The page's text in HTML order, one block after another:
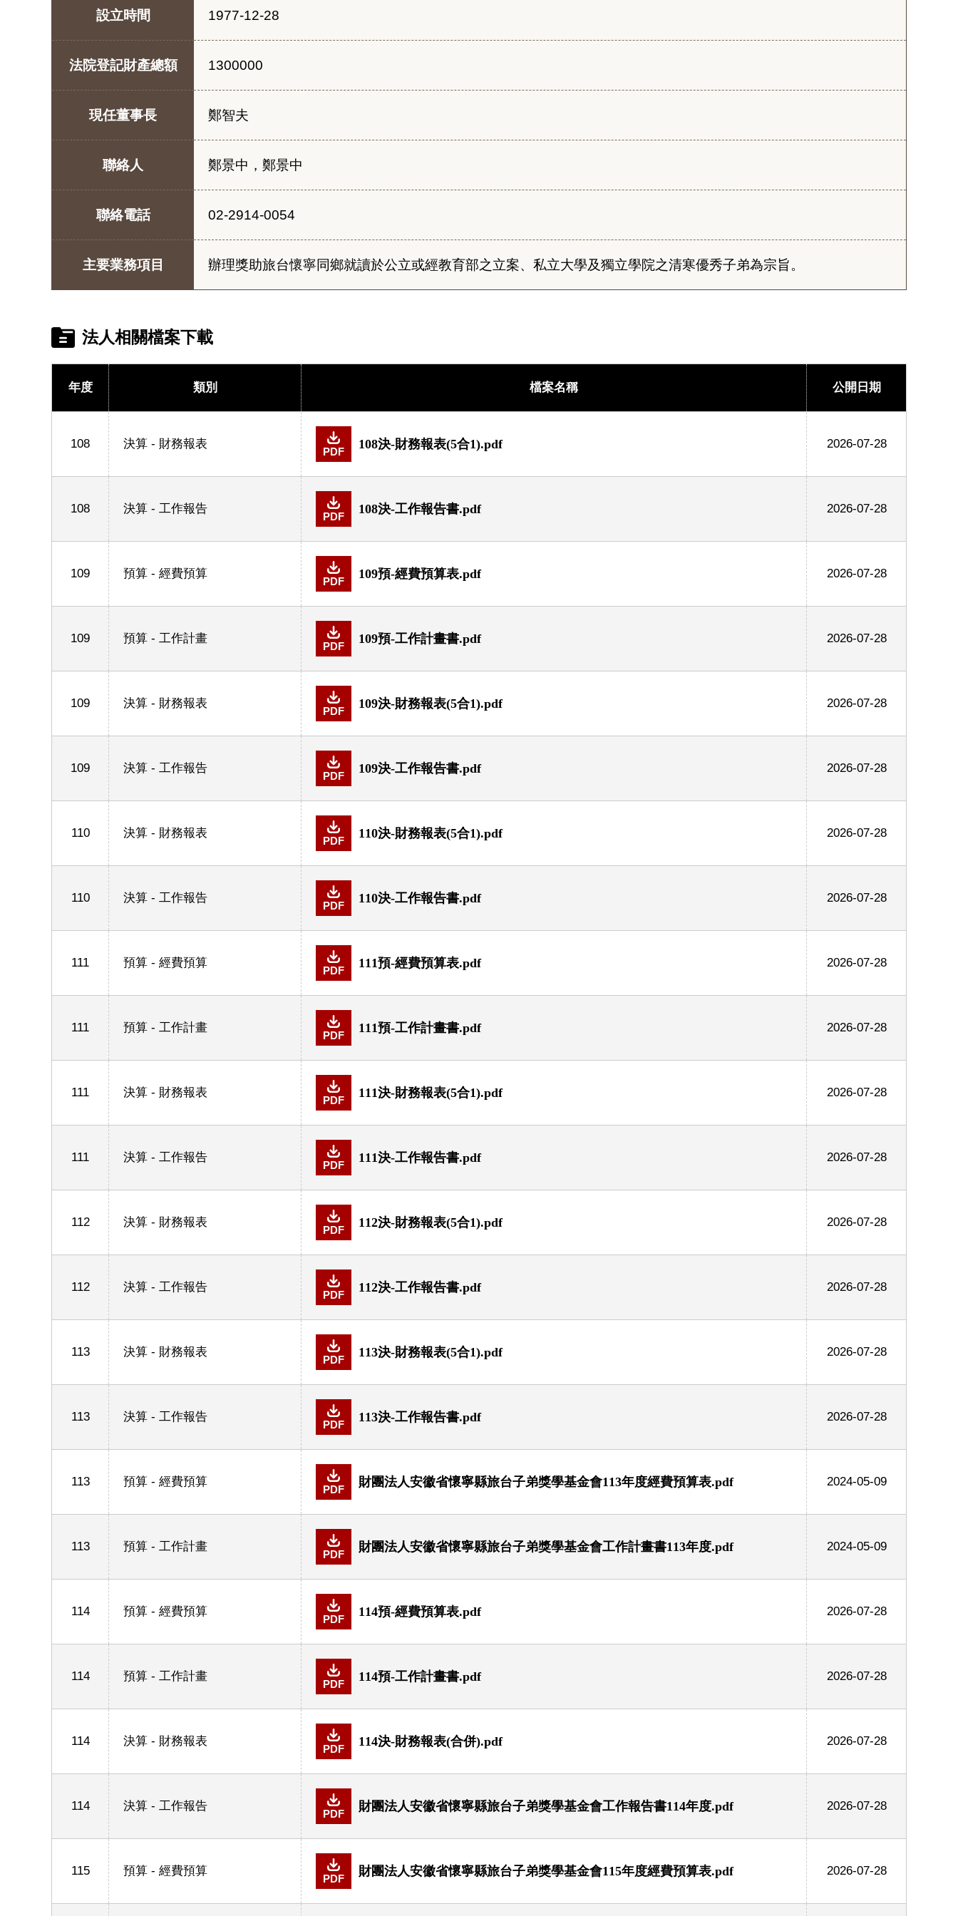
設立時間 1977-12-28
法院登記財產總額 1300000
現任董事長 鄭智夫
聯絡人 鄭景中，鄭景中
聯絡電話 02-2914-0054
主要業務項目 辦理獎助旅台懷寧同鄉就讀於公立或經教育部之立案、私立大學及獨立學院之清寒優秀子弟為宗旨。
法人相關檔案下載
年度 類別 檔案名稱 公開日期
108 決算 - 財務報表
PDF
108決-財務報表(5合1).pdf 2026-07-28
108 決算 - 工作報告
PDF
108決-工作報告書.pdf 2026-07-28
109 預算 - 經費預算
PDF
109預-經費預算表.pdf 2026-07-28
109 預算 - 工作計畫
PDF
109預-工作計畫書.pdf 2026-07-28
109 決算 - 財務報表
PDF
109決-財務報表(5合1).pdf 2026-07-28
109 決算 - 工作報告
PDF
109決-工作報告書.pdf 2026-07-28
110 決算 - 財務報表
PDF
110決-財務報表(5合1).pdf 2026-07-28
110 決算 - 工作報告
PDF
110決-工作報告書.pdf 2026-07-28
111 預算 - 經費預算
PDF
111預-經費預算表.pdf 2026-07-28
111 預算 - 工作計畫
PDF
111預-工作計畫書.pdf 2026-07-28
111 決算 - 財務報表
PDF
111決-財務報表(5合1).pdf 2026-07-28
111 決算 - 工作報告
PDF
111決-工作報告書.pdf 2026-07-28
112 決算 - 財務報表
PDF
112決-財務報表(5合1).pdf 2026-07-28
112 決算 - 工作報告
PDF
112決-工作報告書.pdf 2026-07-28
113 決算 - 財務報表
PDF
113決-財務報表(5合1).pdf 2026-07-28
113 決算 - 工作報告
PDF
113決-工作報告書.pdf 2026-07-28
113 預算 - 經費預算
PDF
財團法人安徽省懷寧縣旅台子弟獎學基金會113年度經費預算表.pdf 2024-05-09
113 預算 - 工作計畫
PDF
財團法人安徽省懷寧縣旅台子弟獎學基金會工作計畫書113年度.pdf 2024-05-09
114 預算 - 經費預算
PDF
114預-經費預算表.pdf 2026-07-28
114 預算 - 工作計畫
PDF
114預-工作計畫書.pdf 2026-07-28
114 決算 - 財務報表
PDF
114決-財務報表(合併).pdf 2026-07-28
114 決算 - 工作報告
PDF
財團法人安徽省懷寧縣旅台子弟獎學基金會工作報告書114年度.pdf 2026-07-28
115 預算 - 經費預算
PDF
財團法人安徽省懷寧縣旅台子弟獎學基金會115年度經費預算表.pdf 2026-07-28